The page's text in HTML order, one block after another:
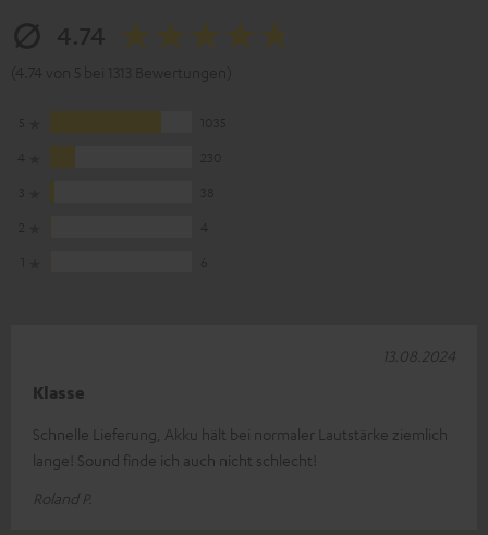
Klasse
Schnelle Lieferung, Akku hält bei normaler Lautstärke ziemlich
lange! Sound finde ich auch nicht schlecht!
Roland P.
13.08.2024